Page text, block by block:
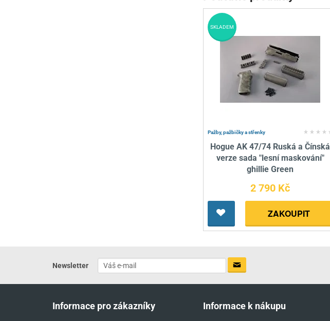
Pažby, pažbičky a střenky
Hogue AK 47/74 Ruská a Čínská
verze sada "lesní maskování"
ghillie Green
2 790 Kč
ZAKOUPIT
SKLADEM
Newsletter
Informace pro zákazníky Informace k nákupu